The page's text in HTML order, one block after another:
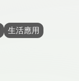
生活應用